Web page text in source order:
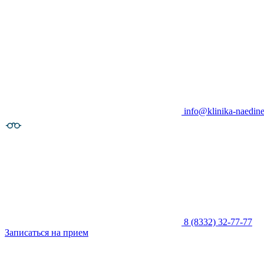
info@klinika-
8 (8332) 32-77-77
Записаться на прием